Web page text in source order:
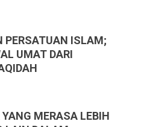
PERSATUAN ISLAM;
UMAT DARI
MERASA LEBIH